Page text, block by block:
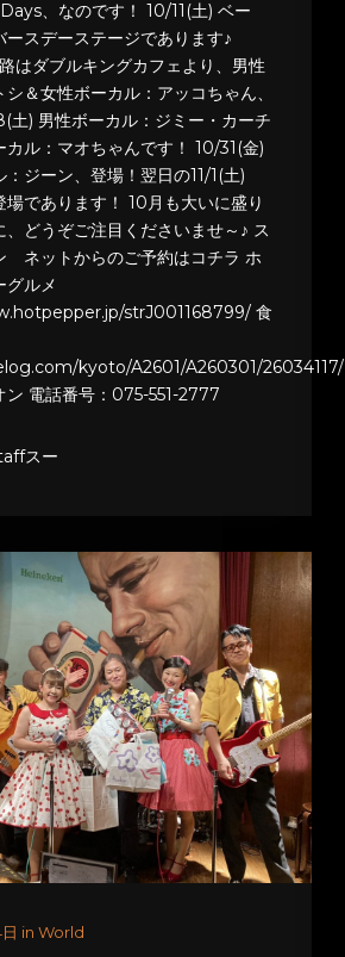
、なのです！ 10/11(土) ベー
ースデーステージであります♪
はダブルキングカフェより、男性
＆女性ボーカル：アッコちゃん、
土) 男性ボーカル：ジミー・カーチ
カル：マオちゃんです！ 10/31(金)
：ジーン、登場！翌日の11/1(土)
場であります！ 10月も大いに盛り
、どうぞご注目くださいませ～♪ ス
ネットからのご予約はコチラ ホ
グルメ
strJ001168799/ 食
kyoto/A2601/A260301/26034117/
ン 電話番号：075-551-2777
スー
in World